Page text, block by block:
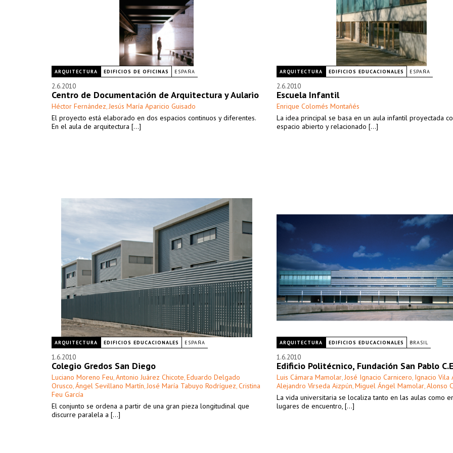
ARQUITECTURA EDIFICIOS DE OFICINAS ESPAÑA
2.6.2010
Centro de Documentación de Arquitectura y Aulario
Héctor Fernández, Jesús María Aparicio Guisado
El proyecto está elaborado en dos espacios continuos y diferentes.
En el aula de arquitectura [...]
ARQUITECTURA EDIFICIOS EDUCACIONALES ESPAÑA
2.6.2010
Escuela Infantil
Enrique Colomés Montañés
La idea principal se basa en un aula infantil proyectada
espacio abierto y relacionado [...]
ARQUITECTURA EDIFICIOS EDUCACIONALES ESPAÑA
1.6.2010
Colegio Gredos San Diego
Luciano Moreno Feu, Antonio Juárez Chicote, Eduardo Delgado
Orusco, Ángel Sevillano Martín, José María Tabuyo Rodríguez, Cristina
Feu García
El conjunto se ordena a partir de una gran pieza longitudinal que
discurre paralela a [...]
ARQUITECTURA EDIFICIOS EDUCACIONALES BRASIL
1.6.2010
Edificio Politécnico, Fundación San Pablo
Luis Cámara Mamolar, José Ignacio Carnicero, Ignacio Vila
Alejandro Vírseda Aizpún, Miguel Ángel Mamolar, Alonso
La vida universitaria se localiza tanto en las aulas como
lugares de encuentro, [...]